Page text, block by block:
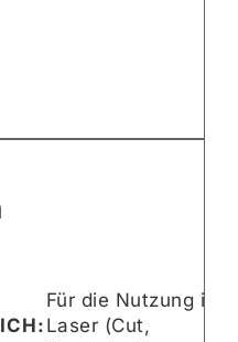
Für die Nutzung im
Laser (Cut,